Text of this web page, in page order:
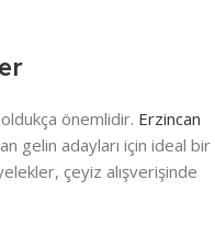
önemlidir. Erzincan
gelin adayları için ideal bir
çeyiz alışverişinde